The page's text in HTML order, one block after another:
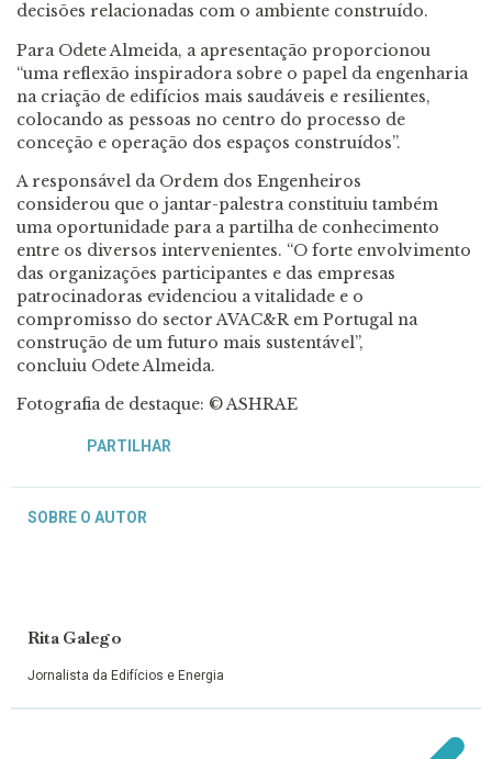
decisões relacionadas com o ambiente construído.
Para Odete Almeida, a apresentação proporcionou
“uma reflexão inspiradora sobre o papel da engenharia
na criação de edifícios mais saudáveis e resilientes,
colocando as pessoas no centro do processo de
conceção e operação dos espaços construídos”.
A responsável da Ordem dos Engenheiros
considerou que o jantar-palestra constituiu também
uma oportunidade para a partilha de conhecimento
entre os diversos intervenientes. “O forte envolvimento
das organizações participantes e das empresas
patrocinadoras evidenciou a vitalidade e o
compromisso do sector AVAC&R em Portugal na
construção de um futuro mais sustentável”,
concluiu Odete Almeida.
Fotografia de destaque: © ASHRAE
PARTILHAR
SOBRE O AUTOR
Rita Galego
Jornalista da Edifícios e Energia